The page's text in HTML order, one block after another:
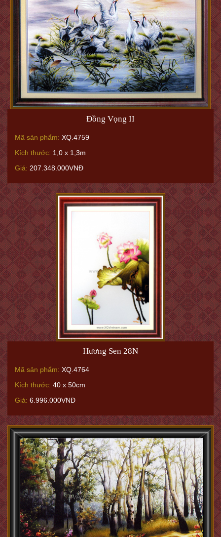
Đồng Vọng II
Mã sản phẩm: XQ.4759
Kích thước: 1,0 x 1,3m
Giá: 207.348.000VNĐ
Hương Sen 28N
Mã sản phẩm: XQ.4764
Kích thước: 40 x 50cm
Giá: 6.996.000VNĐ